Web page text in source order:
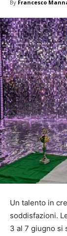
By Francesco
Un talento in
soddisfazioni.
3 al 7 giugno si